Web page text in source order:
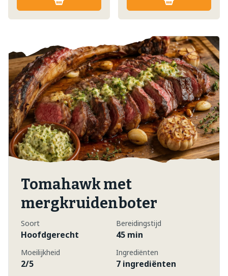
Tomahawk met
mergkruidenboter
Soort
Hoofdgerecht
Bereidingstijd
45 min
Moeilijkheid
2/5
Ingrediënten
7 ingrediënten